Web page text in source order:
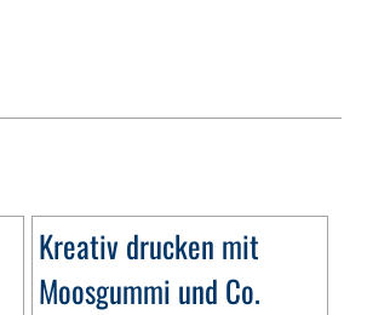
Kreativ drucken mit
Moosgummi und Co.